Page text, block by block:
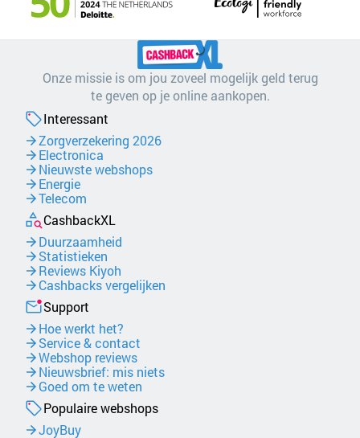
Onze missie is om jou zoveel mogelijk geld terug
te geven op je online aankopen.
Interessant
Zorgverzekering 2026
Electronica
Nieuwste webshops
Energie
Telecom
CashbackXL
Duurzaamheid
Statistieken
Reviews Kiyoh
Cashbacks vergelijken
Support
Hoe werkt het?
Service & contact
Webshop reviews
Nieuwsbrief: mis niets
Goed om te weten
Populaire webshops
JoyBuy